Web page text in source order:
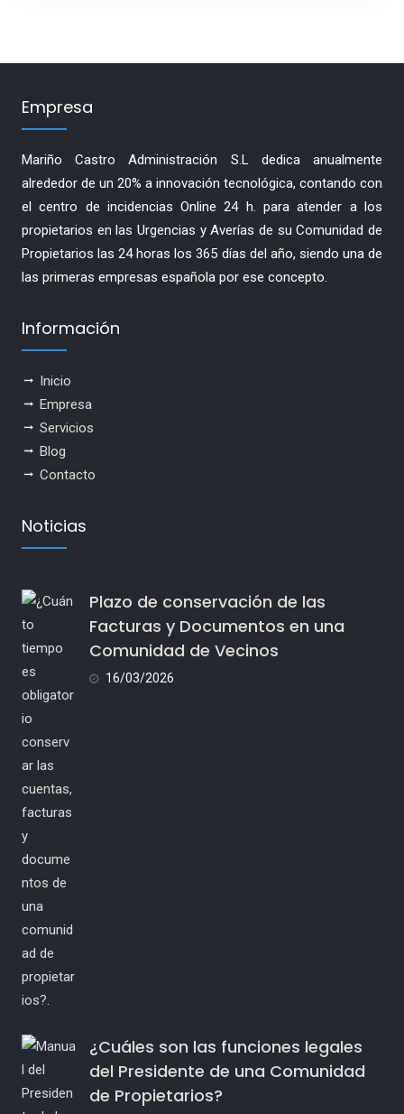
Empresa
Mariño Castro Administración S.L dedica anualmente
alrededor de un 20% a innovación tecnológica, contando con
el centro de incidencias Online 24 h. para atender a los
propietarios en las Urgencias y Averías de su Comunidad de
Propietarios las 24 horas los 365 días del año, siendo una de
las primeras empresas española por ese concepto.
Información
Inicio
Empresa
Servicios
Blog
Contacto
Noticias
Plazo de conservación de las
Facturas y Documentos en una
Comunidad de Vecinos
16/03/2026
¿Cuáles son las funciones legales
del Presidente de una Comunidad
de Propietarios?